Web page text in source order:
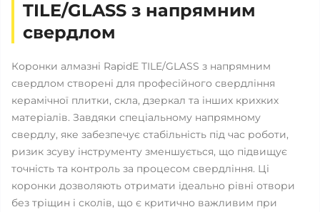
TILE/GLASS з напрямним
свердлом
Коронки алмазні RapidE TILE/GLASS з напрямним
свердлом створені для професійного свердління
керамічної плитки, скла, дзеркал та інших крихких
матеріалів. Завдяки спеціальному напрямному
свердлу, яке забезпечує стабільність під час роботи,
ризик зсуву інструменту зменшується, що підвищує
точність та контроль за процесом свердління. Ці
коронки дозволяють отримати ідеально рівні отвори
без тріщин і сколів, що є критично важливим при